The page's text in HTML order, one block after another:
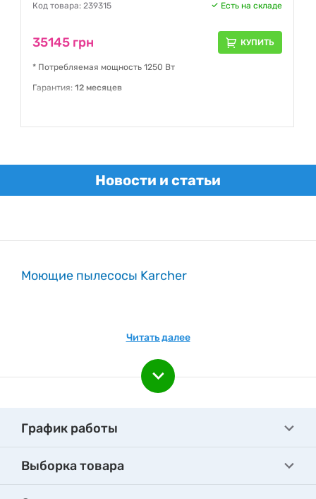
Код товара: 239315 Есть на складе
35145 грн КУПИТЬ
* Потребляемая мощность 1250 Вт
Гарантия: 12 месяцев
Новости и статьи
Моющие пылесосы Karcher
Читать далее
График работы
Выборка товара